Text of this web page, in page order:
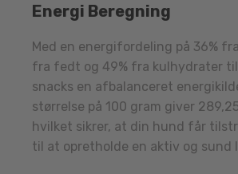
Energi Beregning
Med en energifordeling på 36%
fra fedt og 49% fra kulhydrater
snacks en afbalanceret
størrelse på 100 gram giver
hvilket sikrer, at din hund får
til at opretholde en aktiv og sund